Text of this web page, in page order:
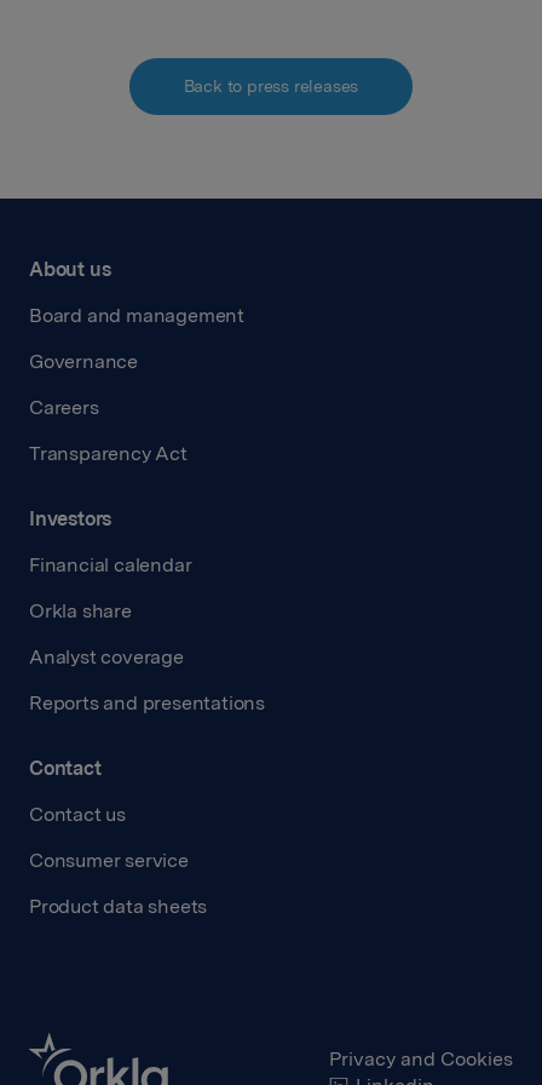
Back to press releases
About us
Board and management
Governance
Careers
Transparency Act
Investors
Financial calendar
Orkla share
Analyst coverage
Reports and presentations
Contact
Contact us
Consumer service
Product data sheets
Privacy and Cookies